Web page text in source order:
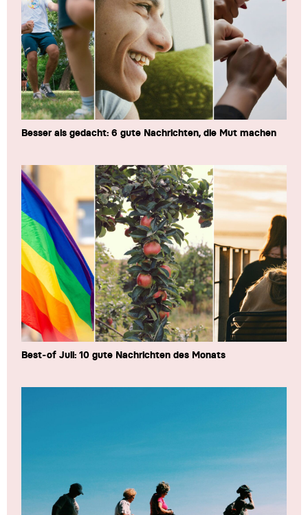
Besser als gedacht: 6 gute Nachrichten, die Mut machen
Best-of Juli: 10 gute Nachrichten des Monats